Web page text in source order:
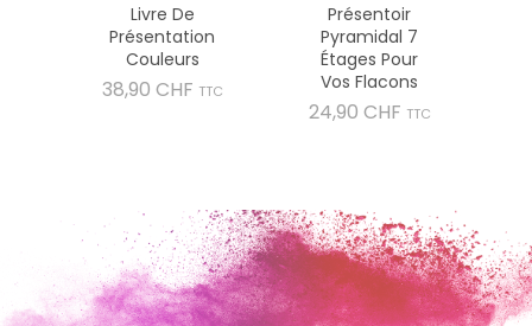
Livre De
Présentation
Couleurs
38,90 CHF Prix
TTC
Présentoir
Pyramidal 7
Étages Pour
Vos Flacons
24,90 CHF Prix
TTC